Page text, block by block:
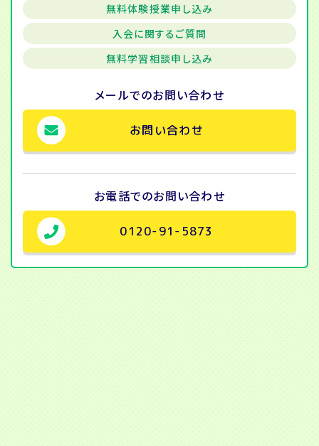
無料体験授業申し込み
入会に関するご質問
無料学習相談申し込み
メールでのお問い合わせ
お問い合わせ
お電話でのお問い合わせ
0120-91-5873